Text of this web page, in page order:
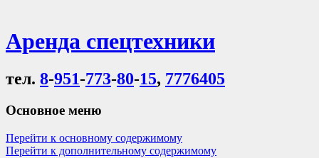
Аренда спецтехники
тел. 8-951-773-80-15, 7776405
Основное меню
Перейти к основному содержимому
Перейти к дополнительному содержимому